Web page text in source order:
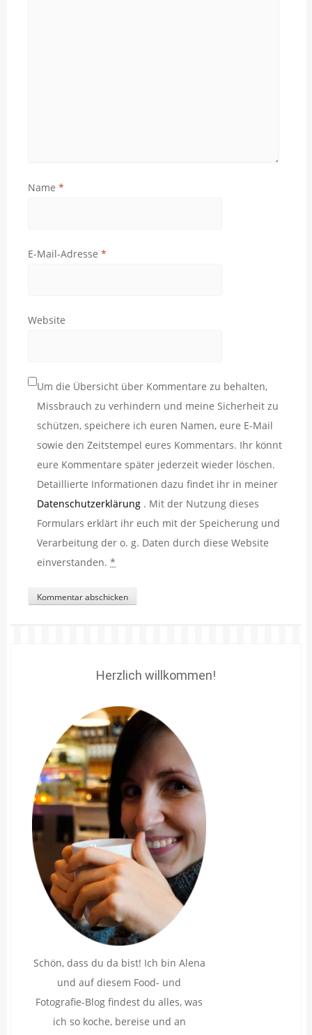
Name *
E-Mail-Adresse *
Website
Um die Übersicht über Kommentare zu behalten,
Missbrauch zu verhindern und meine Sicherheit zu
schützen, speichere ich euren Namen, eure E-Mail
sowie den Zeitstempel eures Kommentars. Ihr könnt
eure Kommentare später jederzeit wieder löschen.
Detaillierte Informationen dazu findet ihr in meiner
Datenschutzerklärung . Mit der Nutzung dieses
Formulars erklärt ihr euch mit der Speicherung und
Verarbeitung der o. g. Daten durch diese Website
einverstanden. *
Herzlich willkommen!
Schön, dass du da bist! Ich bin Alena
und auf diesem Food- und
Fotografie-Blog findest du alles, was
ich so koche, bereise und an